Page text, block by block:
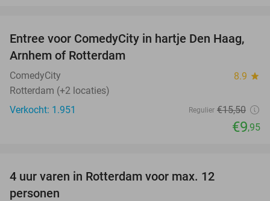
36%
Entree voor ComedyCity in hartje Den Haag,
Arnhem of Rotterdam
ComedyCity 8.9 star
Rotterdam (+2 locaties)
Verkocht: 1.951
Regulier €15,50
€9,95
4 uur varen in Rotterdam voor max. 12
personen